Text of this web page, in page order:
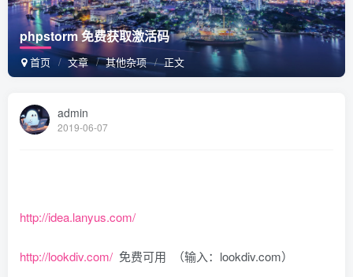
phpstorm 免费获取激活码
首页 文章 其他杂项 正文
admin
2019-06-07
http://idea.lanyus.com/
http://lookdiv.com/ 免费可用 （输入：lookdiv.com）